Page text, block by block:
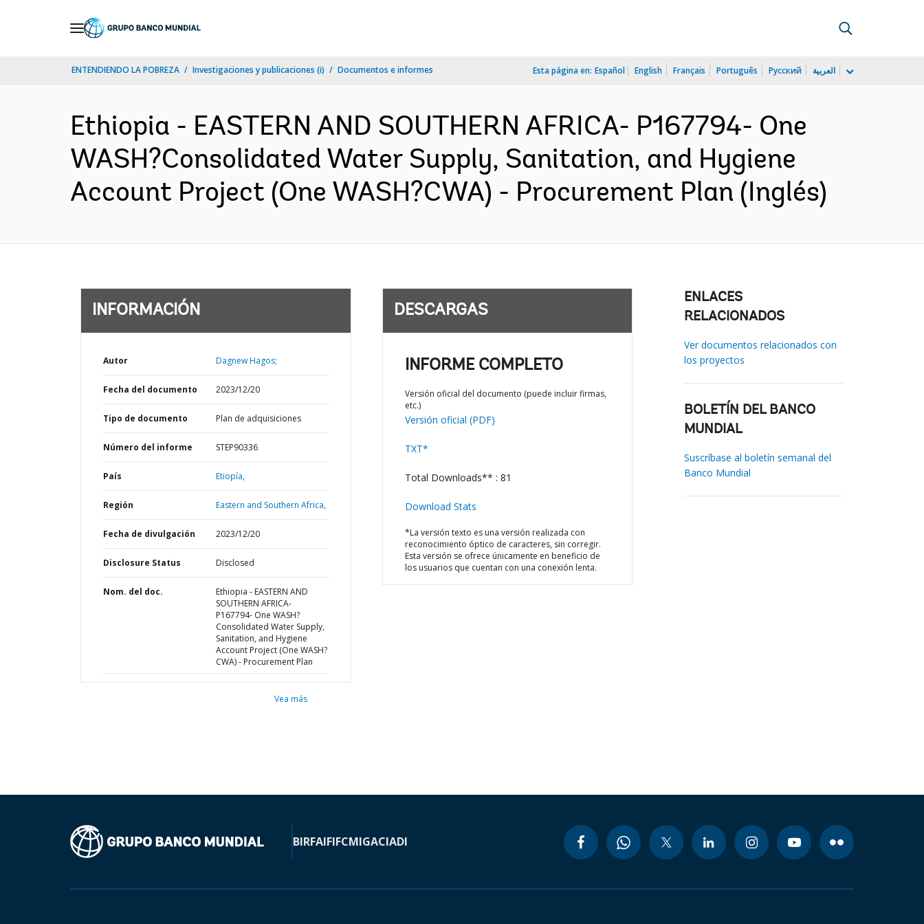
ENTENDIENDO LA POBREZA Investigaciones y publicaciones (i) Documentos e informes Esta página en: Español English Français Português Русский العربية
Ethiopia - EASTERN AND SOUTHERN AFRICA- P167794- One
WASH?Consolidated Water Supply, Sanitation, and Hygiene
Account Project (One WASH?CWA) - Procurement Plan (Inglés)
INFORMACIÓN
Autor Dagnew Hagos;
Fecha del documento 2023/12/20
Tipo de documento Plan de adquisiciones
Número del informe STEP90336
País Etiopía,
Región Eastern and Southern Africa,
Fecha de divulgación 2023/12/20
Disclosure Status Disclosed
Nom. del doc.
Ethiopia - EASTERN AND
SOUTHERN AFRICA-
P167794- One WASH?
Consolidated Water Supply,
Sanitation, and Hygiene
Account Project (One WASH?
CWA) - Procurement Plan
Vea más
DESCARGAS
INFORME COMPLETO
Versión oficial del documento (puede incluir firmas,
etc.)
Versión oficial (PDF)
TXT*
Total Downloads** : 81
Download Stats
*La versión texto es una versión realizada con
reconocimiento óptico de caracteres, sin corregir.
Esta versión se ofrece únicamente en beneficio de
los usuarios que cuentan con una conexión lenta.
ENLACES
RELACIONADOS
Ver documentos relacionados con
los proyectos
BOLETÍN DEL BANCO
MUNDIAL
Suscríbase al boletín semanal del
Banco Mundial
BIRFAIFIFCMIGACIADI